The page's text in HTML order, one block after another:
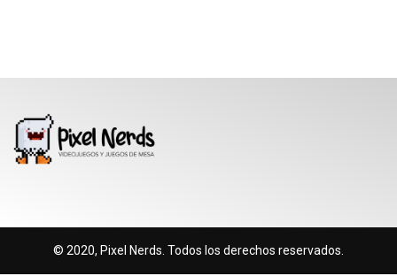
© 2020, Pixel Nerds. Todos los derechos reservados.